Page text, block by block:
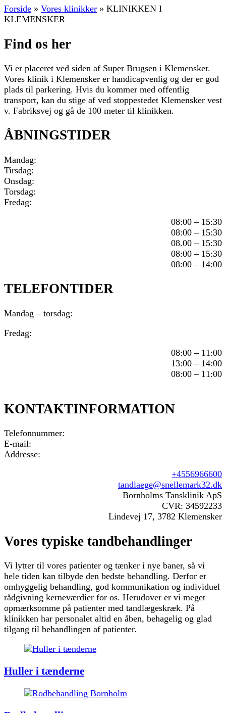
Forside » Vores klinikker » KLINIKKEN I
KLEMENSKER
Find os her
Vi er placeret ved siden af Super Brugsen i Klemensker.
Vores klinik i Klemensker er handicapvenlig og der er god
plads til parkering. Hvis du kommer med offentlig
transport, kan du stige af ved stoppestedet Klemensker vest
v. Fabriksvej og gå de 100 meter til klinikken.
ÅBNINGSTIDER
Mandag:
Tirsdag:
Onsdag:
Torsdag:
Fredag:
08:00 – 15:30
08:00 – 15:30
08.00 – 15:30
08:00 – 15:30
08:00 – 14:00
TELEFONTIDER
Mandag – torsdag:
Fredag:
08:00 – 11:00
13:00 – 14:00
08:00 – 11:00
KONTAKTINFORMATION
Telefonnummer:
E-mail:
Addresse:
+4556966600
tandlaege@snellemark32.dk
Bornholms Tansklinik ApS
CVR: 34592233
Lindevej 17, 3782 Klemensker
Vores typiske tandbehandlinger
Vi lytter til vores patienter og tænker i nye baner, så vi
hele tiden kan tilbyde den bedste behandling. Derfor er
omhyggelig behandling, god kommunikation og individuel
rådgivning kerneværdier for os. Herudover er vi meget
opmærksomme på patienter med tandlægeskræk. På
klinikken har personalet altid en åben, behagelig og glad
tilgang til behandlingen af patienter.
Huller i tænderne